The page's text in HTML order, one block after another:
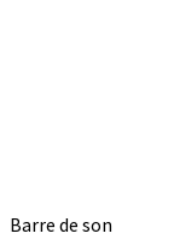
Barre de son